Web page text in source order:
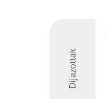
Díjazottak